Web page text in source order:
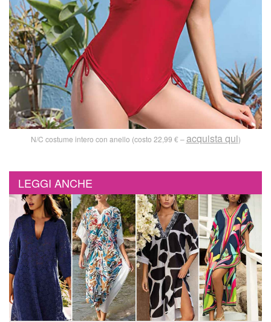
N/C costume intero con anello (costo 22,99 € –acquista qui)
LEGGI ANCHE